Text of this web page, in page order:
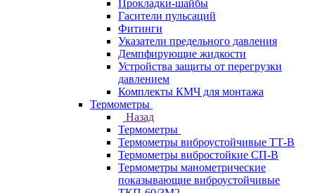
Прокладки-шайбы
Гасители пульсаций
Фитинги
Указатели предельного давления
Демпфирующие жидкости
Устройства защиты от перегрузки
давлением
Комплекты КМЧ для монтажа
Термометры
Назад
Термометры
Термометры виброустойчивые ТТ-В
Термометры вибростойкие СП-В
Термометры манометрические
показывающие виброустойчивые